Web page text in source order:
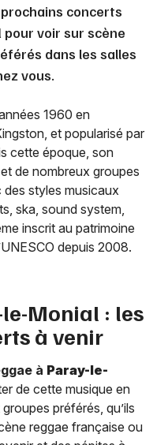
concerts
pour voir sur scène
dans les salles
vous.
1960 en
et popularisé par
cette époque, son
de nombreux groupes
styles musicaux
ska, sound system,
inscrit au patrimoine
depuis 2008.
Monial : les
à venir
à Paray-le-
de cette musique en
préférés, qu’ils
reggae française ou